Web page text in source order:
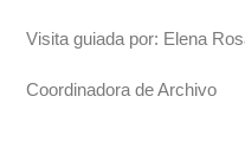
Visita guiada por: Elena
Coordinadora de Archivo